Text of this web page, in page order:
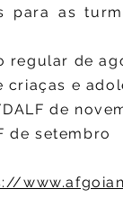
para as
regular de
criaças e
de
de setembro